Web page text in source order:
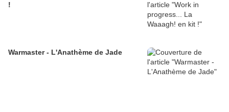
!
Warmaster - L'Anathème de Jade